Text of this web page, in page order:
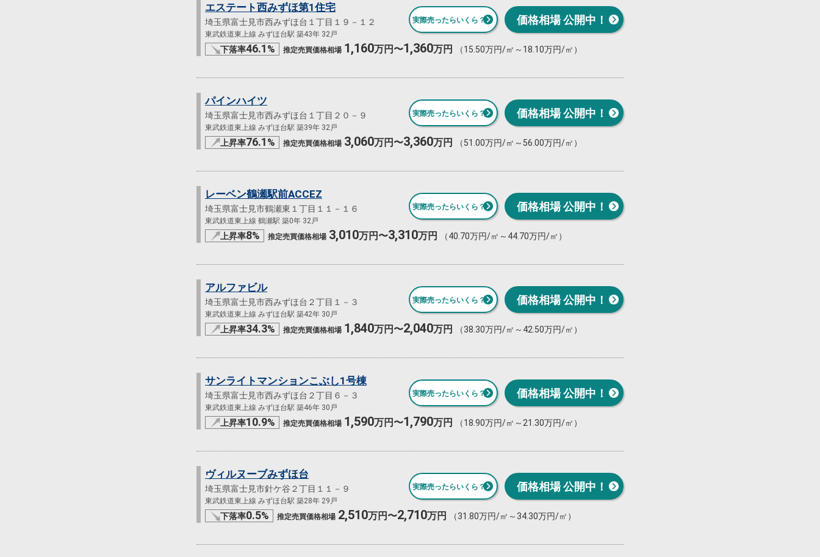
エステート西みずほ第1住宅
埼玉県富士見市西みずほ台１丁目１９－１２
東武鉄道東上線 みずほ台駅 築43年 32戸
実際売ったらいくら？ 価格相場 公開中！
下落率46.1 % 推定売買価格相場 1,160万円〜1,360万円 （15.50万円/㎡～18.10万円/㎡）
パインハイツ
埼玉県富士見市西みずほ台１丁目２０－９
東武鉄道東上線 みずほ台駅 築39年 32戸
実際売ったらいくら？ 価格相場 公開中！
上昇率76.1 % 推定売買価格相場 3,060万円〜3,360万円 （51.00万円/㎡～56.00万円/㎡）
レーベン鶴瀬駅前ACCEZ
埼玉県富士見市鶴瀬東１丁目１１－１６
東武鉄道東上線 鶴瀬駅 築0年 32戸
実際売ったらいくら？ 価格相場 公開中！
上昇率8% 推定売買価格相場 3,010万円〜3,310万円 （40.70万円/㎡～44.70万円/㎡）
アルファビル
埼玉県富士見市西みずほ台２丁目１－３
東武鉄道東上線 みずほ台駅 築42年 30戸
実際売ったらいくら？ 価格相場 公開中！
上昇率34.3% 推定売買価格相場 1,840万円〜2,040万円 （38.30万円/㎡～42.50万円/㎡）
サンライトマンションこぶし1号棟
埼玉県富士見市西みずほ台２丁目６－３
東武鉄道東上線 みずほ台駅 築46年 30戸
実際売ったらいくら？ 価格相場 公開中！
上昇率10.9% 推定売買価格相場 1,590万円〜1,790万円 （18.90万円/㎡～21.30万円/㎡）
ヴィルヌーブみずほ台
埼玉県富士見市針ケ谷２丁目１１－９
東武鉄道東上線 みずほ台駅 築28年 29戸
実際売ったらいくら？ 価格相場 公開中！
下落率0.5% 推定売買価格相場 2,510万円〜2,710万円 （31.80万円/㎡～34.30万円/㎡）